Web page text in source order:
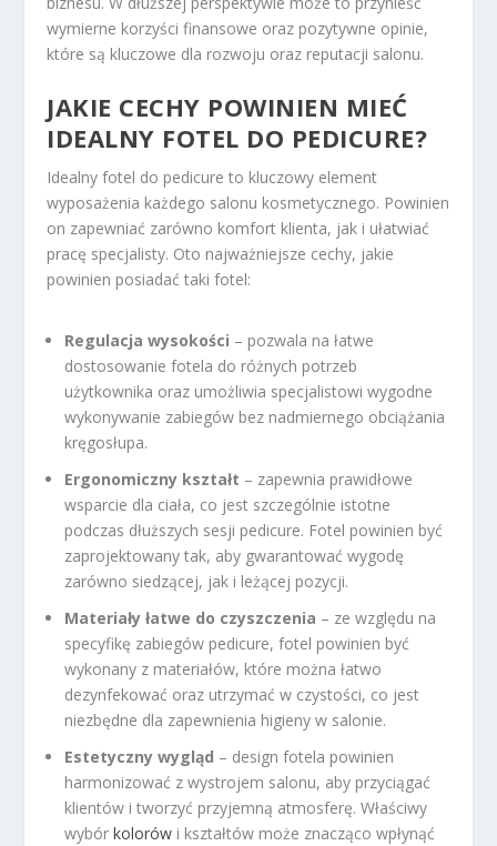
wymierne korzyści finansowe oraz pozytywne opinie,
które są kluczowe dla rozwoju oraz reputacji salonu.
JAKIE CECHY POWINIEN MIEĆ
IDEALNY FOTEL DO PEDICURE?
Idealny fotel do pedicure to kluczowy element
wyposażenia każdego salonu kosmetycznego. Powinien
on zapewniać zarówno komfort klienta, jak i ułatwiać
pracę specjalisty. Oto najważniejsze cechy, jakie
powinien posiadać taki fotel:
Regulacja wysokości – pozwala na łatwe
dostosowanie fotela do różnych potrzeb
użytkownika oraz umożliwia specjalistowi wygodne
wykonywanie zabiegów bez nadmiernego obciążania
kręgosłupa.
Ergonomiczny kształt – zapewnia prawidłowe
wsparcie dla ciała, co jest szczególnie istotne
podczas dłuższych sesji pedicure. Fotel powinien być
zaprojektowany tak, aby gwarantować wygodę
zarówno siedzącej, jak i leżącej pozycji.
Materiały łatwe do czyszczenia – ze względu na
specyfikę zabiegów pedicure, fotel powinien być
wykonany z materiałów, które można łatwo
dezynfekować oraz utrzymać w czystości, co jest
niezbędne dla zapewnienia higieny w salonie.
Estetyczny wygląd – design fotela powinien
harmonizować z wystrojem salonu, aby przyciągać
klientów i tworzyć przyjemną atmosferę. Właściwy
wybórkolorów i kształtów może znacząco wpłynąć